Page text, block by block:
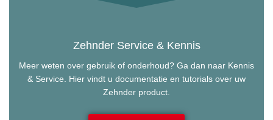
Zehnder Service & Kennis
Meer weten over gebruik of onderhoud? Ga dan naar Kennis
& Service. Hier vindt u documentatie en tutorials over uw
Zehnder product.